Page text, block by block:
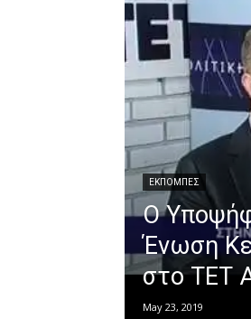
ΕΚΠΟΜΠΕΣ
Ο
Ένωση
στο ΤΕΤ
May 23, 2019